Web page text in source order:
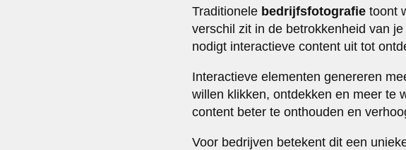
Traditionele bedrijfsfotografie toont
verschil zit in de betrokkenheid van
nodigt interactieve content uit tot
Interactieve elementen genereren
willen klikken, ontdekken en meer te
content beter te onthouden en
Voor bedrijven betekent dit een